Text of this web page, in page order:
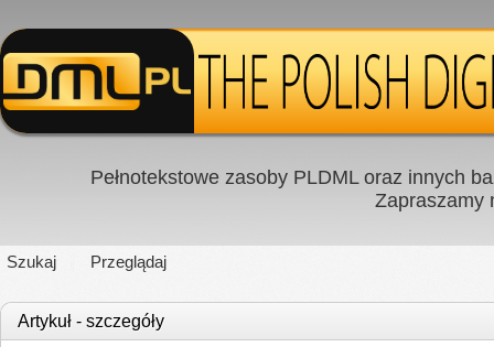
Pełnotekstowe zasoby PLDML oraz innych
Zapraszamy
Szukaj Przeglądaj
Artykuł - szczegóły